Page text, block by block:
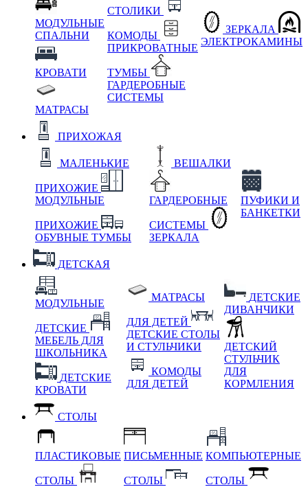
МОДУЛЬНЫЕ
СПАЛЬНИ
КРОВАТИ
МАТРАСЫ
СТОЛИКИ
КОМОДЫ
ПРИКРОВАТНЫЕ
ТУМБЫ
ГАРДЕРОБНЫЕ
СИСТЕМЫ
ЗЕРКАЛА
ЭЛЕКТРОКАМИНЫ
ПРИХОЖАЯ
МАЛЕНЬКИЕ
ПРИХОЖИЕ
МОДУЛЬНЫЕ
ПРИХОЖИЕ
ОБУВНЫЕ ТУМБЫ
ВЕШАЛКИ
ГАРДЕРОБНЫЕ
СИСТЕМЫ
ЗЕРКАЛА
ПУФИКИ И
БАНКЕТКИ
ДЕТСКАЯ
МОДУЛЬНЫЕ
ДЕТСКИЕ
МЕБЕЛЬ ДЛЯ
ШКОЛЬНИКА
ДЕТСКИЕ
КРОВАТИ
МАТРАСЫ
ДЛЯ ДЕТЕЙ
ДЕТСКИЕ СТОЛЫ
И СТУЛЬЧИКИ
КОМОДЫ
ДЛЯ ДЕТЕЙ
ДЕТСКИЕ
ДИВАНЧИКИ
ДЕТСКИЙ
СТУЛЬЧИК
ДЛЯ
КОРМЛЕНИЯ
СТОЛЫ
ПЛАСТИКОВЫЕ
СТОЛЫ
ПИСЬМЕННЫЕ
СТОЛЫ
КОМПЬЮТЕРНЫЕ
СТОЛЫ